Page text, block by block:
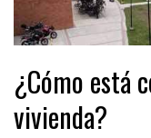
¿Cómo está
vivienda?